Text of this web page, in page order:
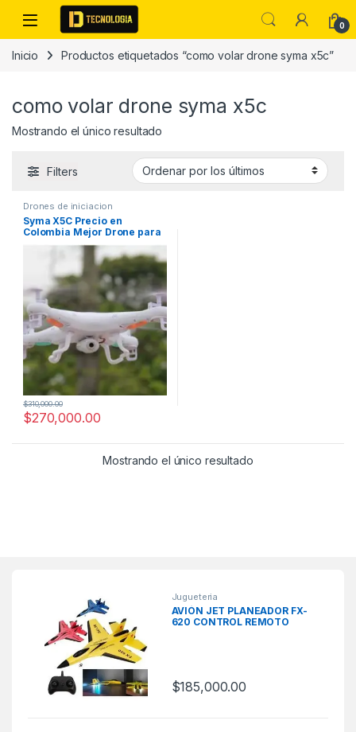
Skip to navigation
Skip to content
0
Inicio Productos etiquetados “como volar drone syma x5c”
como volar drone syma x5c
Mostrando el único resultado
Filters
Drones de iniciacion
Syma X5C Precio en
Colombia Mejor Drone para
niños 2020
$270,000.00
$310,000.00
Mostrando el único resultado
Jugueteria
AVIÓN JET PLANEADOR FX-
620 CONTROL REMOTO
$185,000.00